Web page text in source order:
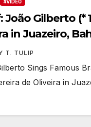
#VIDEO
João Gilberto (*
in Juazeiro,
T. TULIP
Sings Famous
de Oliveira in